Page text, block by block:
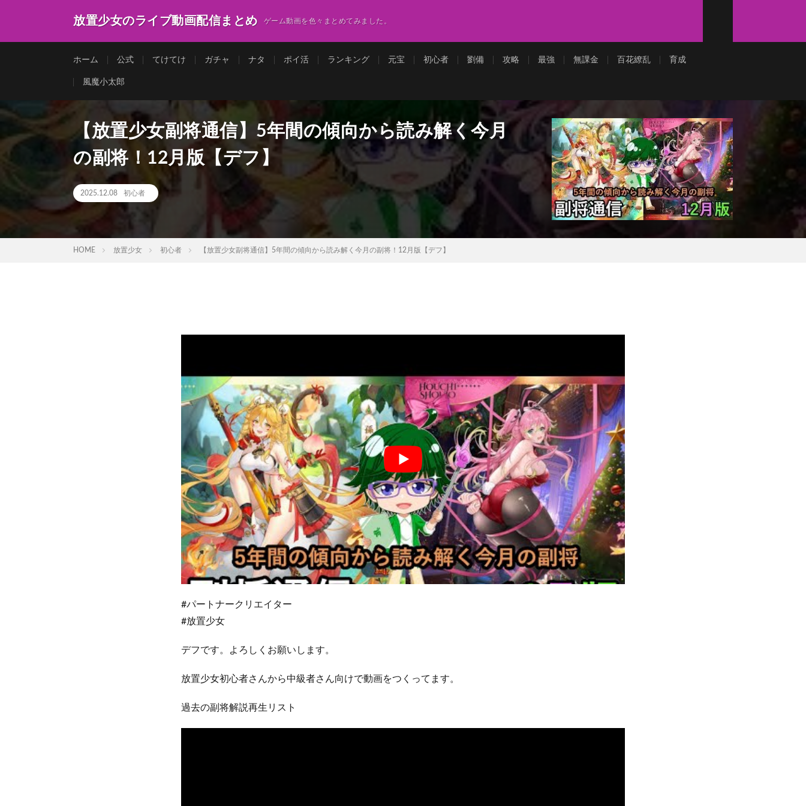
放置少女のライブ動画配信まとめ ゲーム動画を色々まとめてみました。
ホーム 公式 てけてけ ガチャ ナタ ポイ活 ランキング 元宝 初心者 劉備 攻略 最強 無課金 百花繚乱 育成
風魔小太郎
【放置少女副将通信】5年間の傾向から読み解く今月
の副将！12月版【デフ】
2025.12.08 初心者
HOME 放置少女 初心者 【放置少女副将通信】5年間の傾向から読み解く今月の副将！12月版【デフ】
#パートナークリエイター
#放置少女
デフです。よろしくお願いします。
放置少女初心者さんから中級者さん向けで動画をつくってます。
過去の副将解説再生リスト